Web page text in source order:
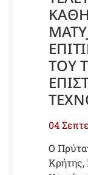
ΤΟΥ
04
Ο
Κρήτης,